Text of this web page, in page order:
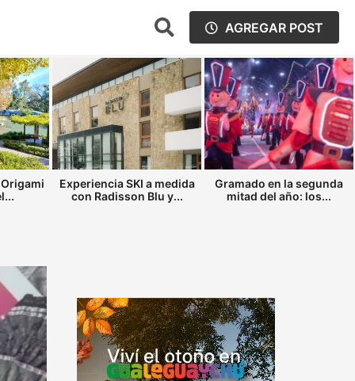
AGREGAR POST
Experiencia SKI a medida
con Radisson Blu y...
Gramado en la segunda
mitad del año: los...